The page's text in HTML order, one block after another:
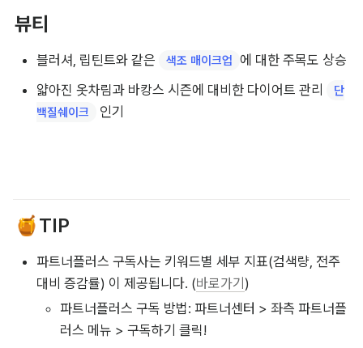
트레이닝/피트니스
츠 주목도 급상승
짧고 활동적인
바이커 쇼츠(레깅스)
와 다리 라인이 드러나
지 않는 편안한
와이드핏의 요가/트레이닝 바지 인기